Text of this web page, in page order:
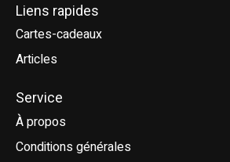
Liens rapides
Cartes-cadeaux
Articles
Service
À propos
Conditions générales